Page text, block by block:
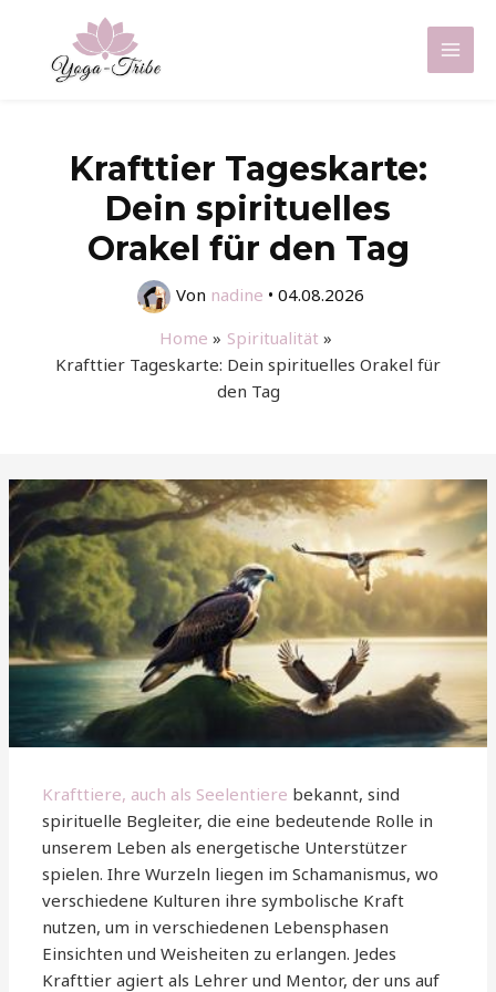
springen
Main
Krafttier Tageskarte:
Dein spirituelles
Orakel für den Tag
Von nadine • 04.08.2026
Home
Spiritualität
Krafttier Tageskarte: Dein spirituelles Orakel für
den Tag
Krafttiere, auch als Seelentiere bekannt, sind
spirituelle Begleiter, die eine bedeutende Rolle in
unserem Leben als energetische Unterstützer
spielen. Ihre Wurzeln liegen im Schamanismus, wo
verschiedene Kulturen ihre symbolische Kraft
nutzen, um in verschiedenen Lebensphasen
Einsichten und Weisheiten zu erlangen. Jedes
Krafttier agiert als Lehrer und Mentor, der uns auf